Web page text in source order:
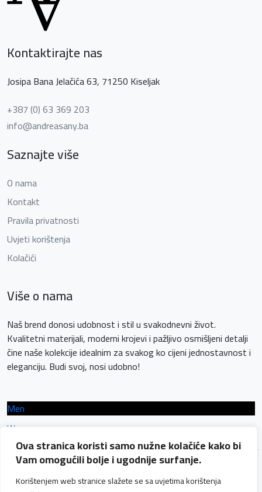
Ova stranica koristi samo nužne kolačiće kako bi
Vam omogućili bolje i ugodnije surfanje.
Korištenjem web stranice slažete se sa uvjetima korištenja
Kontaktirajte nas
Josipa Bana Jelačića 63, 71250 Kiseljak
+387 (0) 63 369 203
info@andreasany.ba
Saznajte više
O nama
Kontakt
Pravila privatnosti
Uvjeti korištenja
Kolačići
Više o nama
Naš brend donosi udobnost i stil u svakodnevni život.
Kvalitetni materijali, moderni krojevi i pažljivo osmišljeni detalji
čine naše kolekcije idealnim za svakog ko cijeni jednostavnost i
eleganciju. Budi svoj, nosi udobno!
Men
Women